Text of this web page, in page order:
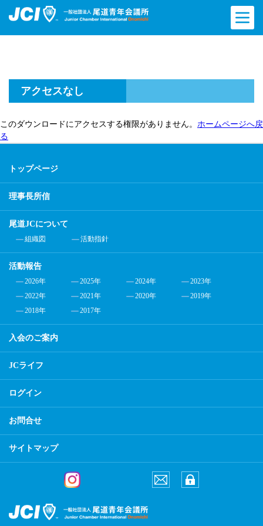
アクセスなし
このダウンロードにアクセスする権限がありません。 ホームページへ戻
る
トップページ
理事長所信
尾道JCについて
組織図 活動指針
活動報告
2026年 2025年 2024年
2023年
2022年
2021年 2020年
2019年
2018年
2017年
入会のご案内
JCライフ
ログイン
お問合せ
サイトマップ